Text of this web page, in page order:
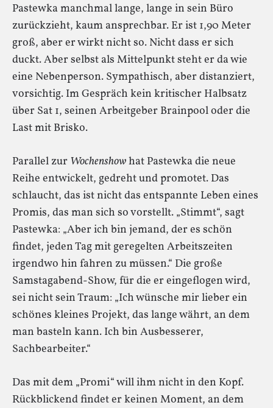
Pastewka manchmal lange, lange in sein Büro
zurückzieht, kaum ansprechbar. Er ist 1,90 Meter
groß, aber er wirkt nicht so. Nicht dass er sich
duckt. Aber selbst als Mittelpunkt steht er da wie
eine Nebenperson. Sympathisch, aber distanziert,
vorsichtig. Im Gespräch kein kritischer Halbsatz
über Sat 1, seinen Arbeitgeber Brainpool oder die
Last mit Brisko.
Parallel zur Wochenshowhat Pastewka die neue
Reihe entwickelt, gedreht und promotet. Das
schlaucht, das ist nicht das entspannte Leben eines
Promis, das man sich so vorstellt. „Stimmt“, sagt
Pastewka: „Aber ich bin jemand, der es schön
findet, jeden Tag mit geregelten Arbeitszeiten
irgendwo hin fahren zu müssen.“ Die große
Samstagabend-Show, für die er eingeflogen wird,
sei nicht sein Traum: „Ich wünsche mir lieber ein
schönes kleines Projekt, das lange währt, an dem
man basteln kann. Ich bin Ausbesserer,
Sachbearbeiter.“
Das mit dem „Promi“ will ihm nicht in den Kopf.
Rückblickend findet er keinen Moment, an dem